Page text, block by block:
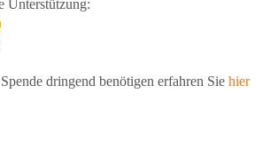
Unterstützung:
dringend benötigen erfahren Sie hier